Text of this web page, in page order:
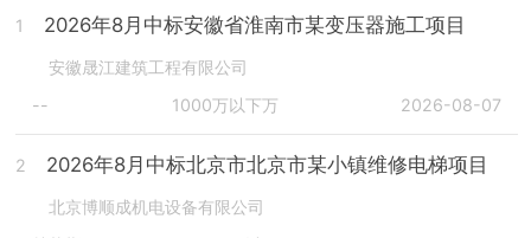
1 2026年8月中标安徽省淮南市某变压器施工项目
安徽晟江建筑工程有限公司
--
1000万以下万 2026-08-07
2 2026年8月中标北京市北京市某小镇维修电梯项目
北京博顺成机电设备有限公司